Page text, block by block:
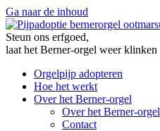
Ga naar de inhoud
Steun ons erfgoed,
laat het Berner-orgel weer klinken
Orgelpijp adopteren
Hoe het werkt
Over het Berner-orgel
Over het Berner-orgel
Contact